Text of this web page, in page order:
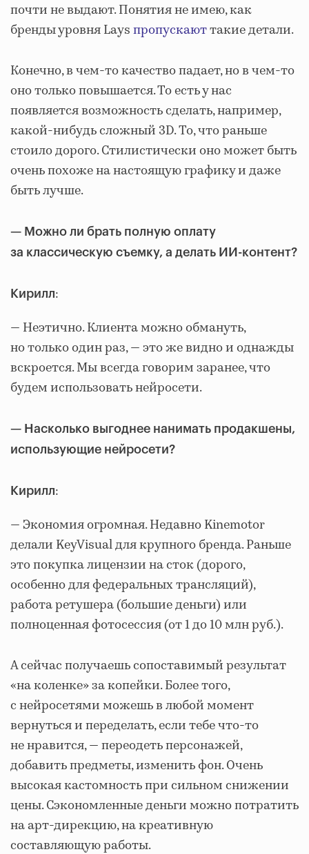
почти не выдают. Понятия не имею, как
бренды уровня Laysпропускаюттакие детали.
Конечно, в чем-то качество падает, но в чем-то
оно только повышается. То есть у нас
появляется возможность сделать, например,
какой-нибудь сложный 3D. То, что раньше
стоило дорого. Стилистически оно может быть
очень похоже на настоящую графику и даже
быть лучше.
— Можно ли брать полную оплату
за классическую съемку, а делать ИИ-контент?
Кирилл:
— Неэтично. Клиента можно обмануть,
но только один раз, — это же видно и однажды
вскроется. Мы всегда говорим заранее, что
будем использовать нейросети.
— Насколько выгоднее нанимать продакшены,
использующие нейросети?
Кирилл:
— Экономия огромная. Недавно Kinemotor
делали KeyVisual для крупного бренда. Раньше
это покупка лицензии на сток (дорого,
особенно для федеральных трансляций),
работа ретушера (большие деньги) или
полноценная фотосессия (от 1 до 10 млн руб.).
А сейчас получаешь сопоставимый результат
«на коленке» за копейки. Более того,
с нейросетями можешь в любой момент
вернуться и переделать, если тебе что-то
не нравится, — переодеть персонажей,
добавить предметы, изменить фон. Очень
высокая кастомность при сильном снижении
цены. Сэкономленные деньги можно потратить
на арт-дирекцию, на креативную
составляющую работы.